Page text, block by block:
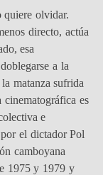
olvidar.
directo, actúa
esa
a la
matanza sufrida
es
e
el dictador Pol
camboyana
1975 y 1979 y